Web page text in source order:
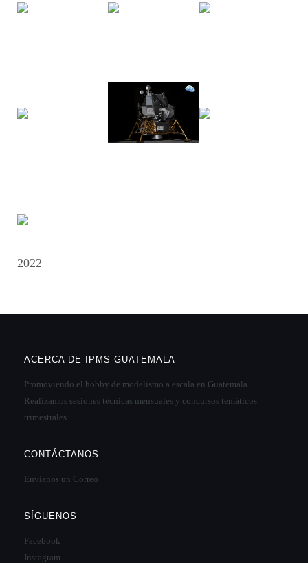
2022
ACERCA DE IPMS GUATEMALA
Promoviendo el hobby de modelismo a escala en Guatemala.
Realizamos sesiones técnicas mensuales y concursos temáticos
trimestrales.
CONTÁCTANOS
Envianos un Correo
SÍGUENOS
Facebook
Instagram